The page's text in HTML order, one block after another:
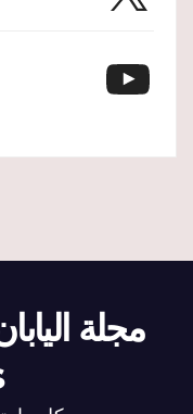
YouTube